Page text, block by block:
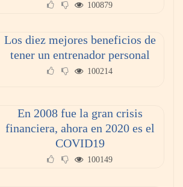
100879
Los diez mejores beneficios de
tener un entrenador personal
100214
En 2008 fue la gran crisis
financiera, ahora en 2020 es el
COVID19
100149